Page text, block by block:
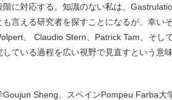
に対応する。知識のない私は、
言える研究者を探すことになるが、幸い
、 Claudio Stern、Patrick Tam、そし
している過程を広い視野で見直すという意
Goujun Sheng、スペインPompeu Farba大